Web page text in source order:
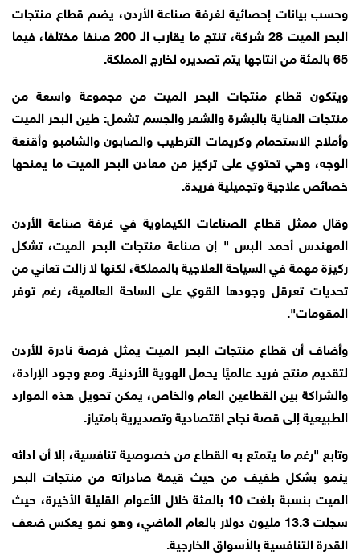
وحسب بيانات إحصائية لغرفة صناعة الأردن، يضم قطاع منتجات
البحر الميت 28 شركة، تنتج ما يقارب الـ 200 صنفا مختلفا، فيما
65 بالمئة من انتاجها يتم تصديره لخارج المملكة.
ويتكون قطاع منتجات البحر الميت من مجموعة واسعة من
منتجات العناية بالبشرة والشعر والجسم تشمل: طين البحر الميت
وأملاح الاستحمام وكريمات الترطيب والصابون والشامبو وأقنعة
الوجه، وهي تحتوي على تركيز من معادن البحر الميت ما يمنحها
خصائص علاجية وتجميلية فريدة.
وقال ممثل قطاع الصناعات الكيماوية في غرفة صناعة الأردن
المهندس أحمد البس " إن صناعة منتجات البحر الميت، تشكل
ركيزة مهمة في السياحة العلاجية بالمملكة، لكنها لا زالت تعاني من
تحديات تعرقل وجودها القوي على الساحة العالمية، رغم توفر
المقومات".
وأضاف أن قطاع منتجات البحر الميت يمثل فرصة نادرة للأردن
لتقديم منتج فريد عالميًا يحمل الهوية الأردنية. ومع وجود الإرادة،
والشراكة بين القطاعين العام والخاص، يمكن تحويل هذه الموارد
الطبيعية إلى قصة نجاح اقتصادية وتصديرية بامتياز.
وتابع "رغم ما يتمتع به القطاع من خصوصية تنافسية، إلا أن ادائه
ينمو بشكل طفيف من حيث قيمة صادراته من منتجات البحر
الميت بنسبة بلغت 10 بالمئة خلال الأعوام القليلة الأخيرة، حيث
سجلت 13.3 مليون دولار بالعام الماضي، وهو نمو يعكس ضعف
القدرة التنافسية بالأسواق الخارجية.